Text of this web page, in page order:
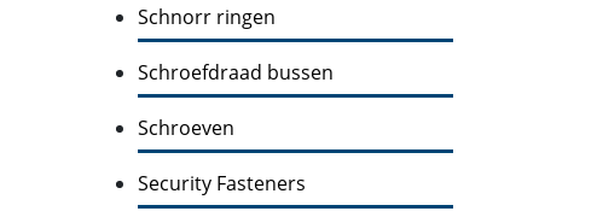
Schnorr ringen
Schroefdraad bussen
Schroeven
Security Fasteners